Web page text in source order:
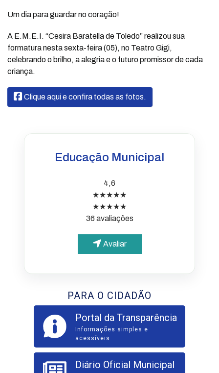
Um dia para guardar no coração!
A E.M.E.I. “Cesira Baratella de Toledo” realizou sua
formatura nesta sexta-feira (05), no Teatro Gigi,
celebrando o brilho, a alegria e o futuro promissor de cada
criança.
Clique aqui e confira todas as fotos.
Educação Municipal
4,6
★★★★★
★★★★★
36 avaliações
Avaliar
PARA O CIDADÃO
Portal da Transparência
Informações simples e
acessíveis
Diário Oficial Municipal